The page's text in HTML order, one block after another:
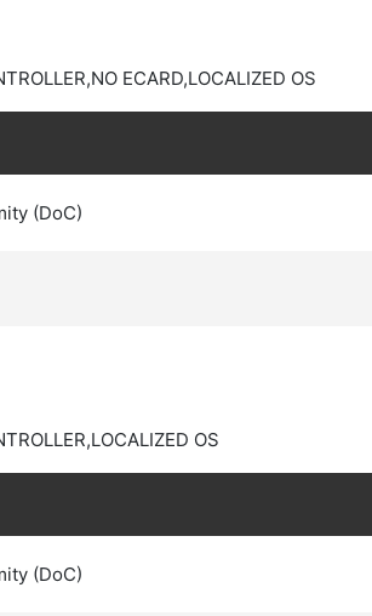
ECARD,LOCALIZED OS
(DoC)
OS
(DoC)